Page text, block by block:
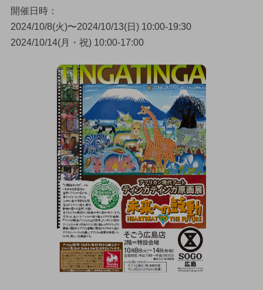
開催日時：
2024/10/8(火)〜2024/10/13(日) 10:00-19:30
2024/10/14(月・祝) 10:00-17:00